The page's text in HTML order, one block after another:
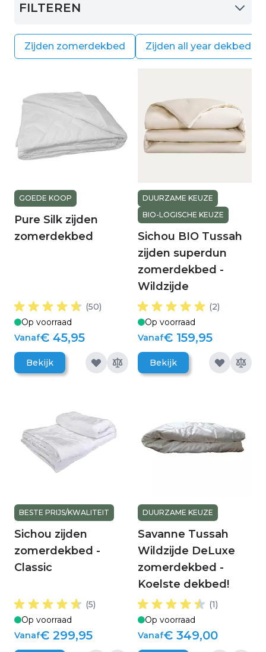
FILTEREN
Zijden zomerdekbed Zijden all year dekbed
GOEDE KOOP
Pure Silk zijden
zomerdekbed
(50)
Op voorraad
Vanaf€ 45,95
Bekijk
DUURZAME KEUZE
BIO-LOGISCHE KEUZE
Sichou BIO Tussah
zijden superdun
zomerdekbed -
Wildzijde
(2)
Op voorraad
Vanaf€ 159,95
Bekijk
BESTE PRIJS/KWALITEIT
Sichou zijden
zomerdekbed -
Classic
(5)
Op voorraad
Vanaf€ 299,95
DUURZAME KEUZE
Savanne Tussah
Wildzijde DeLuxe
zomerdekbed -
Koelste dekbed!
(1)
Op voorraad
Vanaf€ 349,00